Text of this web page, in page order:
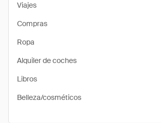
Viajes
Compras
Ropa
Alquiler de coches
Libros
Belleza/cosméticos